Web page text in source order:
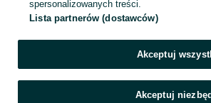
spersonalizowanych treści.
Lista partnerów (dostawców)
Akceptuj
Akceptuj